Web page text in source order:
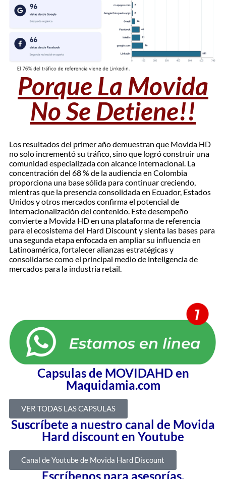
Porque La Movida
No Se Detiene!!
Los resultados del primer año demuestran que Movida HD
no solo incrementó su tráfico, sino que logró construir una
comunidad especializada con alcance internacional. La
concentración del 68 % de la audiencia en Colombia
proporciona una base sólida para continuar creciendo,
mientras que la presencia consolidada en Ecuador, Estados
Unidos y otros mercados confirma el potencial de
internacionalización del contenido. Este desempeño
convierte a Movida HD en una plataforma de referencia
para el ecosistema del Hard Discount y sienta las bases para
una segunda etapa enfocada en ampliar su influencia en
Latinoamérica, fortalecer alianzas estratégicas y
consolidarse como el principal medio de inteligencia de
mercados para la industria retail.
Capsulas de MOVIDAHD en
Maquidamia.com
VER TODAS LAS CAPSULAS
Suscríbete a nuestro canal de Movida
Hard discount en Youtube
Canal de Youtube de Movida Hard Discount
Escríbenos para asesorías,